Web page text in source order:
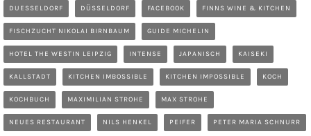
DUESSELDORF DÜSSELDORF FACEBOOK FINNS WINE & KITCHEN
FISCHZUCHT NIKOLAI BIRNBAUM GUIDE MICHELIN
HOTEL THE WESTIN LEIPZIG INTENSE JAPANISCH KAISEKI
KALLSTADT KITCHEN IMBOSSIBLE KITCHEN IMPOSSIBLE KOCH
KOCHBUCH MAXIMILIAN STROHE MAX STROHE
NEUES RESTAURANT NILS HENKEL PEIFER PETER MARIA SCHNURR